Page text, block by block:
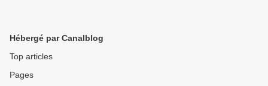
Hébergé par Canalblog
Top articles
Pages